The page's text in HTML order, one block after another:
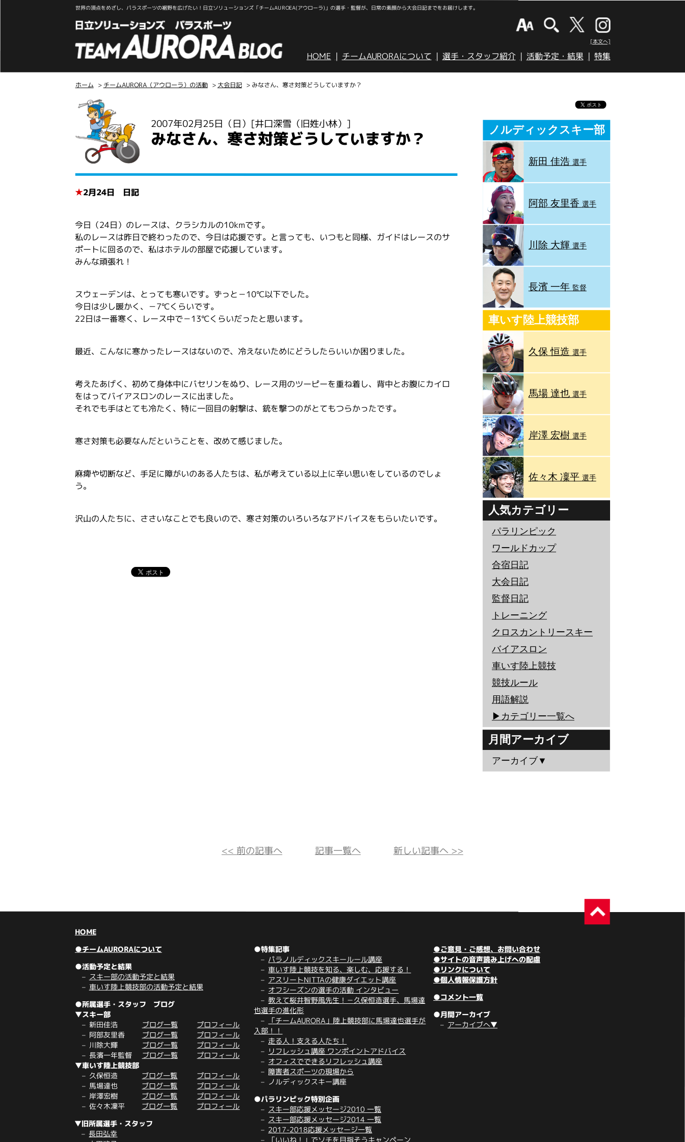
世界の頂点をめざし、パラスポーツの裾野を広げたい！日立ソリューションズ「チームAUROEA(アウローラ)」の選手・監督が、日常の素顔から大会日記までをお届けします。
[本文へ]
HOME チームAURORAについて 選手・スタッフ紹介 活動予定・結果 特集
ホーム > チームAURORA（アウローラ）の活動 > 大会日記 > みなさん、寒さ対策どうしていますか？
2007年02月25日（日） [井口深雪（旧姓小林）]
みなさん、寒さ対策どうしていますか？
★2月24日 日記
今日（24日）のレースは、クラシカルの10kmです。
私のレースは昨日で終わったので、今日は応援です。と言っても、いつもと同様、ガイドはレースのサ
ポートに回るので、私はホテルの部屋で応援しています。
みんな頑張れ！
スウェーデンは、とっても寒いです。ずっと－10℃以下でした。
今日は少し暖かく、－7℃くらいです。
22日は一番寒く、レース中で－13℃くらいだったと思います。
最近、こんなに寒かったレースはないので、冷えないためにどうしたらいいか困りました。
考えたあげく、初めて身体中にバセリンをぬり、レース用のツーピーを重ね着し、背中とお腹にカイロ
をはってバイアスロンのレースに出ました。
それでも手はとても冷たく、特に一回目の射撃は、銃を撃つのがとてもつらかったです。
寒さ対策も必要なんだということを、改めて感じました。
麻痺や切断など、手足に障がいのある人たちは、私が考えている以上に辛い思いをしているのでしょ
う。
沢山の人たちに、ささいなことでも良いので、寒さ対策のいろいろなアドバイスをもらいたいです。
ノルディックスキー部
新田 佳浩 選手
阿部 友里香 選手
川除 大輝 選手
長濱 一年 監督
車いす陸上競技部
久保 恒造 選手
馬場 達也 選手
岸澤 宏樹 選手
佐々木 凜平 選手
人気カテゴリー
パラリンピック
ワールドカップ
合宿日記
大会日記
監督日記
トレーニング
クロスカントリースキー
バイアスロン
車いす陸上競技
競技ルール
用語解説
▶︎カテゴリー一覧へ
月間アーカイブ
アーカイブ▼
<< 前の記事へ 記事一覧へ 新しい記事へ >>
HOME
●チームAURORAについて
●活動予定と結果
スキー部の活動予定と結果
車いす陸上競技部の活動予定と結果
●所属選手・スタッフ ブログ
▼スキー部
新田佳浩 ブログ一覧 プロフィール
阿部友里香 ブログ一覧 プロフィール
川除大輝 ブログ一覧
プロフィール
長濱一年監督
ブログ一覧 プロフィール
▼車いす陸上競技部
久保恒造 ブログ一覧 プロフィール
馬場達也 ブログ一覧 プロフィール
岸澤宏樹 ブログ一覧 プロフィール
佐々木凜平 ブログ一覧 プロフィール
▼旧所属選手・スタッフ
長田弘幸
●特集記事
パラノルディックスキールール講座
車いす陸上競技を知る、楽しむ、応援する！
アスリートNITTAの健康ダイエット講座
オフシーズンの選手の活動 インタビュー
教えて桜井智野風先生！－久保恒造選手、馬場達
也選手の進化形
「チームAURORA」陸上競技部に馬場達也選手が
入部！！
走る人！支える人たち！
リフレッシュ講座 ワンポイントアドバイス
オフィスでできるリフレッシュ講座
障害者スポーツの現場から
ノルディックスキー講座
●パラリンピック特別企画
スキー部応援メッセージ2010 一覧
スキー部応援メッセージ2014 一覧
2017-2018応援メッセージ一覧
「いいね！」でソチを目指そうキャンペーン
●ご意見・ご感想、お問い合わせ
●サイトの音声読み上げへの配慮
●リンクについて
●個人情報保護方針
●コメント一覧
●月間アーカイブ
アーカイブへ▼